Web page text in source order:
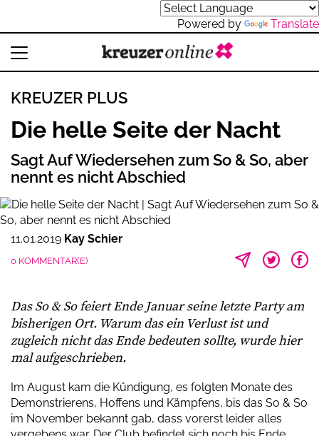
Powered by Translate
KREUZER PLUS
Die helle Seite der Nacht
Sagt Auf Wiedersehen zum So & So, aber
nennt es nicht Abschied
11.01.2019 Kay Schier
0 KOMMENTAR(E)
Das So & So feiert Ende Januar seine letzte Party am
bisherigen Ort. Warum das ein Verlust ist und
zugleich nicht das Ende bedeuten sollte, wurde hier
mal aufgeschrieben.
Im August kam die Kündigung, es folgten Monate des
Demonstrierens, Hoffens und Kämpfens, bis das So & So
im November bekannt gab, dass vorerst leider alles